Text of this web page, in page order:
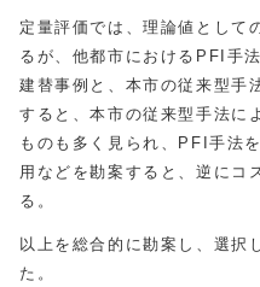
定量評価では、理論値として
るが、他都市におけるPFI手
建替事例と、本市の従来型手
すると、本市の従来型手法に
ものも多く見られ、PFI手法
用などを勘案すると、逆にコ
る。
以上を総合的に勘案し、選
た。